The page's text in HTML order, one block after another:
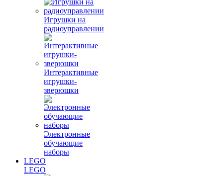
Игрушки на
радиоуправлении
Интерактивные
игрушки-
зверюшки
Электронные
обучающие
наборы
LEGO
LEGO